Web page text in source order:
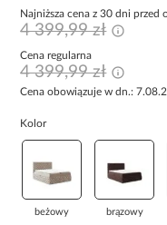
Najniższa cena z 30 dni przed
4 399,99 zł
Cena regularna
4 399,99 zł
Cena obowiązuje w dn.:
Kolor
beżowy brązowy